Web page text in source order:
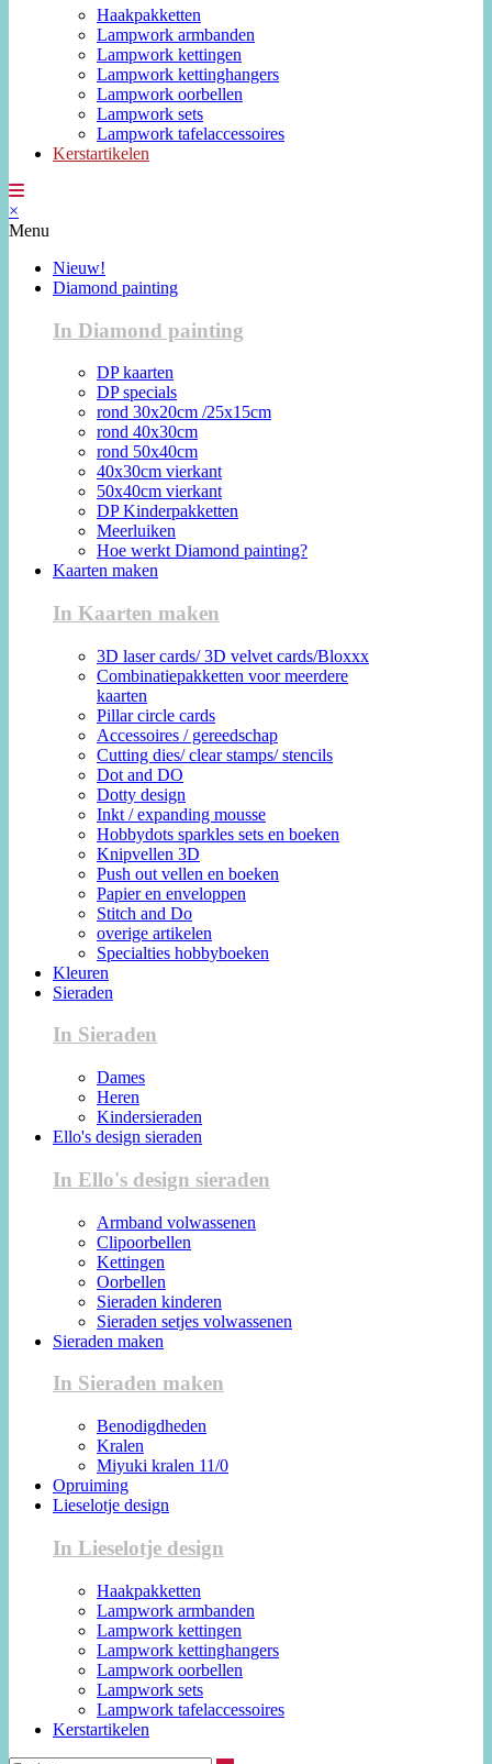
Haakpakketten
Lampwork armbanden
Lampwork kettingen
Lampwork kettinghangers
Lampwork oorbellen
Lampwork sets
Lampwork tafelaccessoires
Kerstartikelen
×
Menu
Nieuw!
Diamond painting
In Diamond painting
DP kaarten
DP specials
rond 30x20cm /25x15cm
rond 40x30cm
rond 50x40cm
40x30cm vierkant
50x40cm vierkant
DP Kinderpakketten
Meerluiken
Hoe werkt Diamond painting?
Kaarten maken
In Kaarten maken
3D laser cards/ 3D velvet cards/Bloxxx
Combinatiepakketten voor meerdere
kaarten
Pillar circle cards
Accessoires / gereedschap
Cutting dies/ clear stamps/ stencils
Dot and DO
Dotty design
Inkt / expanding mousse
Hobbydots sparkles sets en boeken
Knipvellen 3D
Push out vellen en boeken
Papier en enveloppen
Stitch and Do
overige artikelen
Specialties hobbyboeken
Kleuren
Sieraden
In Sieraden
Dames
Heren
Kindersieraden
Ello's design sieraden
In Ello's design sieraden
Armband volwassenen
Clipoorbellen
Kettingen
Oorbellen
Sieraden kinderen
Sieraden setjes volwassenen
Sieraden maken
In Sieraden maken
Benodigdheden
Kralen
Miyuki kralen 11/0
Opruiming
Lieselotje design
In Lieselotje design
Haakpakketten
Lampwork armbanden
Lampwork kettingen
Lampwork kettinghangers
Lampwork oorbellen
Lampwork sets
Lampwork tafelaccessoires
Kerstartikelen